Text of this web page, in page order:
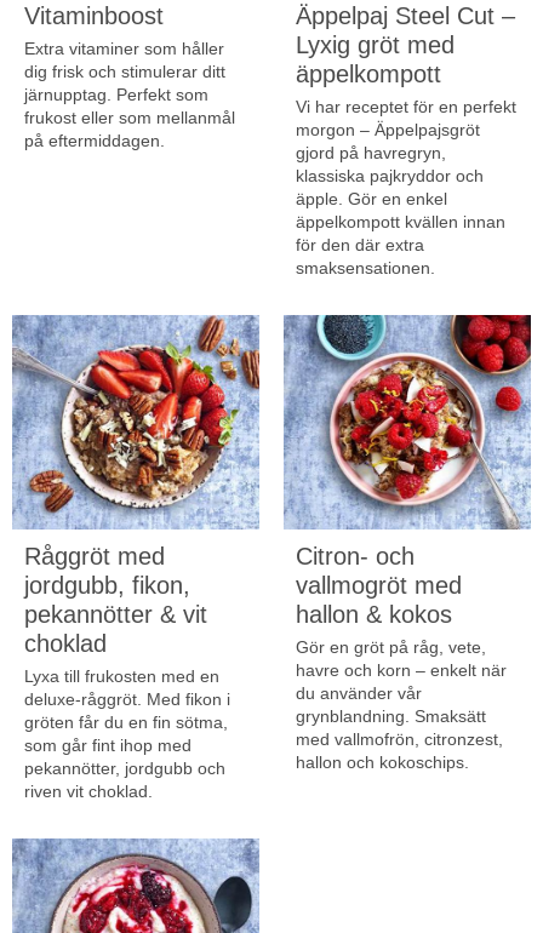
Vitaminboost
Extra vitaminer som håller
dig frisk och stimulerar ditt
järnupptag. Perfekt som
frukost eller som mellanmål
på eftermiddagen.
Äppelpaj Steel Cut –
Lyxig gröt med
äppelkompott
Vi har receptet för en perfekt
morgon – Äppelpajsgröt
gjord på havregryn,
klassiska pajkryddor och
äpple. Gör en enkel
äppelkompott kvällen innan
för den där extra
smaksensationen.
Råggröt med
jordgubb, fikon,
pekannötter & vit
choklad
Lyxa till frukosten med en
deluxe-råggröt. Med fikon i
gröten får du en fin sötma,
som går fint ihop med
pekannötter, jordgubb och
riven vit choklad.
Citron- och
vallmogröt med
hallon & kokos
Gör en gröt på råg, vete,
havre och korn – enkelt när
du använder vår
grynblandning. Smaksätt
med vallmofrön, citronzest,
hallon och kokoschips.